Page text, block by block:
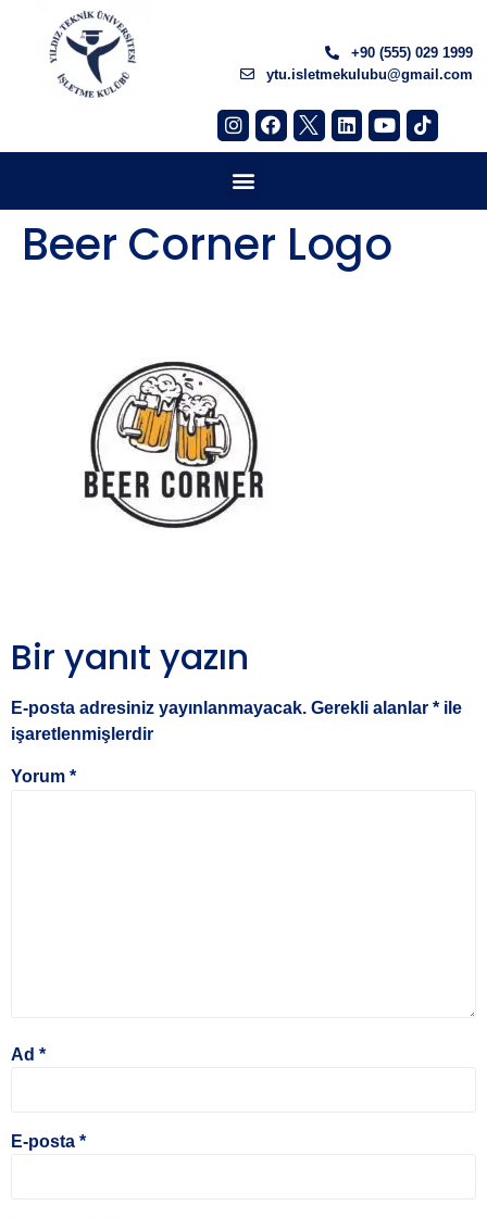
+90 (555) 029 1999
ytu.isletmekulubu@gmail.com
Beer Corner Logo
Bir yanıt yazın
E-posta adresiniz yayınlanmayacak. Gerekli alanlar * ile
işaretlenmişlerdir
Yorum *
Ad *
E-posta *